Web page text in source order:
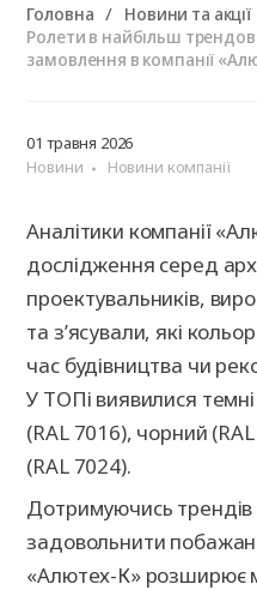
Головна
Новини та акції
Ролети в найбільш
замовлення в компанії
01 травня 2026
Новини
Новини компанії
Аналітики компанії
дослідження серед
проектувальників,
та з’ясували, які
час будівництва чи
У ТОПі виявилися
(RAL 7016), чорний
(RAL 7024).
Дотримуючись трендів
задовольнити
«Алютех-К» розширює